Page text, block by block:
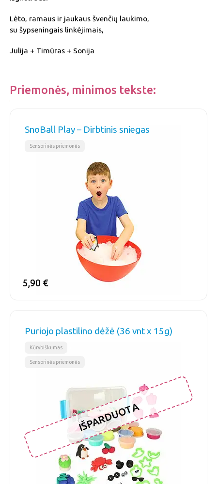
Lėto, ramaus ir jaukaus švenčių laukimo,
su šypseningais linkėjimais,
Julija + Timūras + Sonija
Priemonės, minimos tekste:
SnoBall Play – Dirbtinis sniegas
Sensorinės priemonės
5,90 €
5,90 €
Puriojo plastilino dėžė (36 vnt x 15g)
Kūrybiškumas
Sensorinės priemonės
IŠPARDUOTA